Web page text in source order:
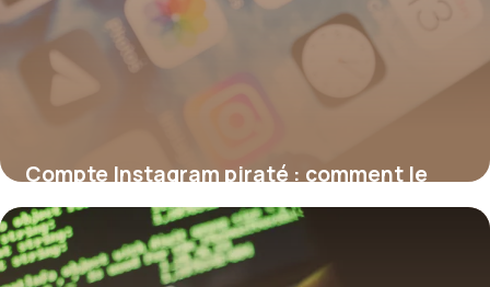
Compte Instagram piraté : comment le
récupérer ?
17 juillet 2026